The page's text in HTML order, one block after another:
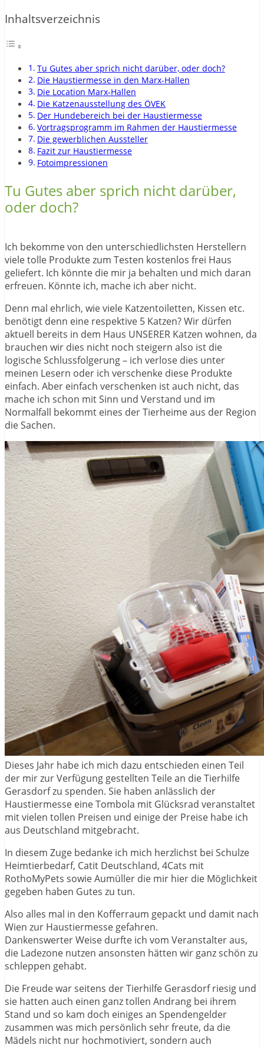
Inhaltsverzeichnis
Tu Gutes aber sprich nicht darüber, oder doch?
Die Haustiermesse in den Marx-Hallen
Die Location Marx-Hallen
Die Katzenausstellung des ÖVEK
Der Hundebereich bei der Haustiermesse
Vortragsprogramm im Rahmen der Haustiermesse
Die gewerblichen Aussteller
Fazit zur Haustiermesse
Fotoimpressionen
Tu Gutes aber sprich nicht darüber,
oder doch?
Ich bekomme von den unterschiedlichsten Herstellern
viele tolle Produkte zum Testen kostenlos frei Haus
geliefert. Ich könnte die mir ja behalten und mich daran
erfreuen. Könnte ich, mache ich aber nicht.
Denn mal ehrlich, wie viele Katzentoiletten, Kissen etc.
benötigt denn eine respektive 5 Katzen? Wir dürfen
aktuell bereits in dem Haus UNSERER Katzen wohnen, da
brauchen wir dies nicht noch steigern also ist die
logische Schlussfolgerung – ich verlose dies unter
meinen Lesern oder ich verschenke diese Produkte
einfach. Aber einfach verschenken ist auch nicht, das
mache ich schon mit Sinn und Verstand und im
Normalfall bekommt eines der Tierheime aus der Region
die Sachen.
Dieses Jahr habe ich mich dazu entschieden einen Teil
der mir zur Verfügung gestellten Teile an die Tierhilfe
Gerasdorf zu spenden. Sie haben anlässlich der
Haustiermesse eine Tombola mit Glücksrad veranstaltet
mit vielen tollen Preisen und einige der Preise habe ich
aus Deutschland mitgebracht.
In diesem Zuge bedanke ich mich herzlichst bei Schulze
Heimtierbedarf, Catit Deutschland, 4Cats mit
RothoMyPets sowie Aumüller die mir hier die Möglichkeit
gegeben haben Gutes zu tun.
Also alles mal in den Kofferraum gepackt und damit nach
Wien zur Haustiermesse gefahren.
Dankenswerter Weise durfte ich vom Veranstalter aus,
die Ladezone nutzen ansonsten hätten wir ganz schön zu
schleppen gehabt.
Die Freude war seitens der Tierhilfe Gerasdorf riesig und
sie hatten auch einen ganz tollen Andrang bei ihrem
Stand und so kam doch einiges an Spendengelder
zusammen was mich persönlich sehr freute, da die
Mädels nicht nur hochmotiviert, sondern auch